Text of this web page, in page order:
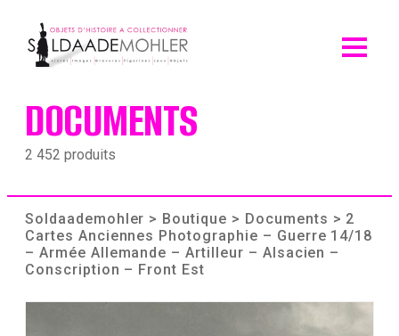
content
DOCUMENTS
2 452 produits
Soldaademohler > Boutique > Documents > 2
Cartes Anciennes Photographie – Guerre 14/18
– Armée Allemande – Artilleur – Alsacien –
Conscription – Front Est